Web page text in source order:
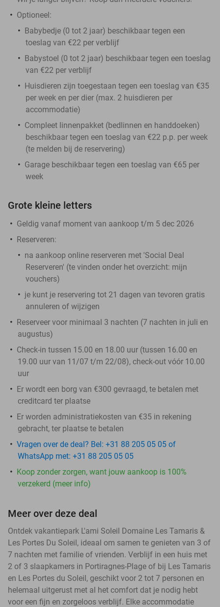
Optioneel:
Babybedje (0 tot 2 jaar) beschikbaar tegen een
toeslag van €22 per verblijf
Babystoel (0 tot 2 jaar) beschikbaar tegen een toeslag
van €22 per verblijf
Huisdieren zijn toegestaan tegen een toeslag van €35
per week en per dier (max. 2 huisdieren per
accommodatie)
Compleet linnenpakket (bedlinnen en handdoeken)
beschikbaar tegen een toeslag van €22 p.p. per week
(te melden bij de reservering)
Garage beschikbaar tegen een toeslag van €65 per
week
Grote kleine letters
Geldig vanaf moment van aankoop t/m 5 dec 2026
Reserveren:
na aankoop online reserveren met 'Social Deal
Reserveren' (te vinden onder het overzicht: mijn
vouchers)
je kunt je reservering tot 21 dagen van tevoren gratis
annuleren of wijzigen
Reserveer voor minimaal 3 nachten (7 nachten in juli en
augustus)
Check-in tussen 15.00 en 18.00 uur (tussen 16.00 en
19.00 uur van 11/07 t/m 22/08), check-out vóór 10.00
uur
Er wordt een borg van €300 gevraagd, te betalen met
creditcard ter plaatse
Er worden administratiekosten van €35 in rekening
gebracht, ter plaatse te betalen
Vragen over de deal? Bel: +31 88 205 05 05 of
WhatsApp met: +31 88 205 05 05
Koop zonder zorgen, want jouw aankoop is 100%
verzekerd (meer info)
Meer over deze deal
Ontdek vakantiepark L'ami Soleil Domaine Les Tamaris &
Les Portes Du Soleil, ideaal om samen te genieten van 3 of
7 nachten met familie of vrienden. Verblijf in een huis met
2 of 3 slaapkamers in Portiragnes-Plage of bij Les Tamaris
en Les Portes du Soleil, geschikt voor 2 tot 7 personen en
helemaal uitgerust met al het comfort dat je nodig hebt
voor een fijn en zorgeloos verblijf. Elke accommodatie